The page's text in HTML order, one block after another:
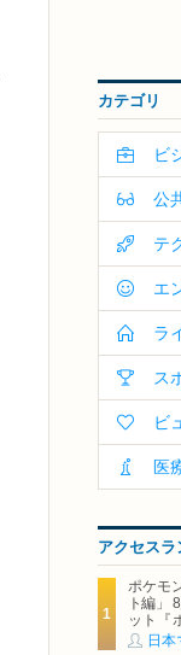
カテゴリ
ビ
公
テ
エ
ラ
ス
ビ
医
アクセスラ
ポケモ
ト編」
ット『
間限定
日本